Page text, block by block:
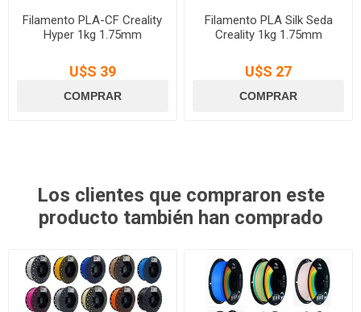
Filamento PLA-CF Creality
Hyper 1kg 1.75mm
U$S 39
Filamento PLA Silk Seda
Creality 1kg 1.75mm
U$S 27
Los clientes que compraron este
producto también han comprado